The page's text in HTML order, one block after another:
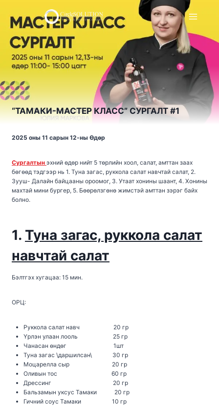
content
“ТАМАКИ-МАСТЕР КЛАСС” СУРГАЛТ #1
2025 оны 11 сарын 12-ны Өдөр
Сургалтын эхний өдөр нийт 5 төрлийн хоол, салат, амттан заах
бөгөөд тэдгээр нь 1. Туна загас, руккола салат навчтай салат, 2.
Зууш- Далайн байцааны ороомог, 3. Утаат хонины шаант, 4. Хонины
махтай мини бургер, 5. Бөөрөлзгөнө жимстэй амттан зэрэг байх
болно.
1. Туна загас, руккола салат
навчтай салат
Бэлтгэх хугацаа: 15 мин.
ОРЦ:
Руккола салат навч 20 гр
Үрлэн улаан лооль 25 гр
Чанасан өндөг 1шт
Туна загас \даршилсан\ 30 гр
Моцарелла сыр 20 гр
Оливын тос 60 гр
Дрессинг 20 гр
Бальзамын уксус Тамаки 20 гр
Гичний соус Тамаки 10 гр